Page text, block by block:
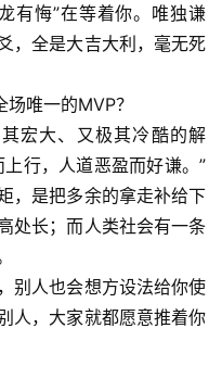
有悔”在等着你。唯独谦
，全是大吉大利，毫无死
唯一的MVP？
宏大、又极其冷酷的解
行，人道恶盈而好谦。”
，是把多余的拿走补给下
处长；而人类社会有一条
别人也会想方设法给你使
人，大家就都愿意推着你